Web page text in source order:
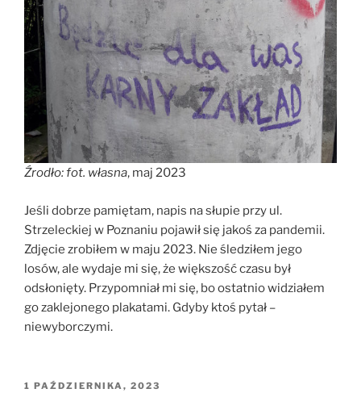
Źrodło: fot. własna, maj 2023
Jeśli dobrze pamiętam, napis na słupie przy ul.
Strzeleckiej w Poznaniu pojawił się jakoś za pandemii.
Zdjęcie zrobiłem w maju 2023. Nie śledziłem jego
losów, ale wydaje mi się, że większość czasu był
odsłonięty. Przypomniał mi się, bo ostatnio widziałem
go zaklejonego plakatami. Gdyby ktoś pytał –
niewyborczymi.
OPUBLIKOWANE
1 PAŹDZIERNIKA, 2023